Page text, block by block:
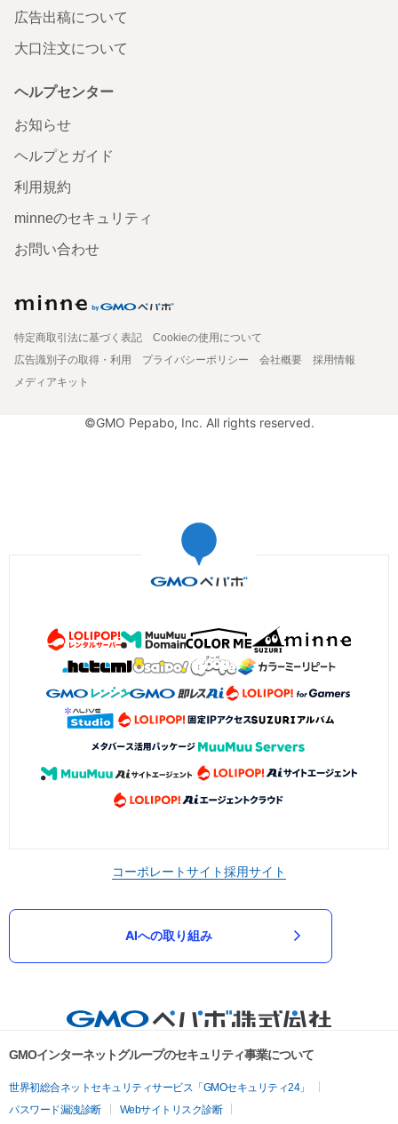
広告出稿について
大口注文について
ヘルプセンター
お知らせ
ヘルプとガイド
利用規約
minneのセキュリティ
お問い合わせ
特定商取引法に基づく表記
Cookieの使用について
広告識別子の取得・利用
プライバシーポリシー 会社概要
採用情報
メディアキット
©GMO Pepabo, Inc. All rights reserved.
コーポレートサイト採用サイト
AIへの取り組み
GMOインターネットグループのセキュリティ事業について
世界初総合ネットセキュリティサービス「GMOセキュリティ24」
パスワード漏洩診断
Webサイトリスク診断